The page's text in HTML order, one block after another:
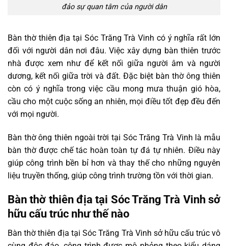
đảo sự quan tâm của người dân
Bàn thờ thiên địa tại Sóc Trăng Trà Vinh có ý nghĩa rất lớn
đối với người dân nơi đâu. Việc xây dựng bàn thiên trước
nhà được xem như để kết nối giữa người âm và người
dương, kết nối giữa trời và đất. Đặc biệt bàn thờ ông thiên
còn có ý nghĩa trong việc cầu mong mưa thuận gió hòa,
cầu cho một cuộc sống an nhiên, mọi điều tốt đẹp đều đến
với mọi người.
Bàn thờ ông thiên ngoài trời tại Sóc Trăng Trà Vinh là mẫu
bàn thờ được chế tác hoàn toàn tự đá tự nhiên. Điều này
giúp công trình bền bỉ hơn và thay thế cho những nguyên
liệu truyền thống, giúp công trình trường tồn với thời gian.
Bàn thờ thiên địa tại Sóc Trăng Trà Vinh sở
hữu cấu trúc như thế nào
Bàn thờ thiên địa tại Sóc Trăng Trà Vinh sở hữu cấu trúc vô